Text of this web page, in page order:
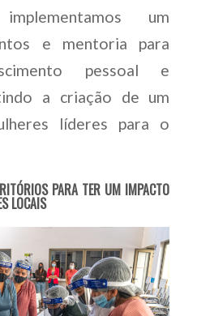
um
e mentoria para
pessoal e
a criação de um
líderes para o
PARA TER UM IMPACTO
LOCAIS